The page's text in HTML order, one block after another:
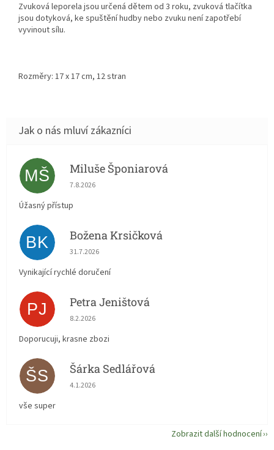
Zvuková leporela jsou určená dětem od 3 roku, zvuková tlačítka
jsou dotyková, ke spuštění hudby nebo zvuku není zapotřebí
vyvinout sílu.
Rozměry: 17 x 17 cm, 12 stran
MŠ Miluše Šponiarová
Hodnocení obchodu je 5 z 5 hvězdiček.
7.8.2026
Úžasný přístup
BK Božena Krsičková
Hodnocení obchodu je 5 z 5 hvězdiček.
31.7.2026
Vynikající rychlé doručení
PJ Petra Jeništová
Hodnocení obchodu je 5 z 5 hvězdiček.
8.2.2026
Doporucuji, krasne zbozi
ŠS Šárka Sedlářová
Hodnocení obchodu je 5 z 5 hvězdiček.
4.1.2026
vše super
Zobrazit další hodnocení